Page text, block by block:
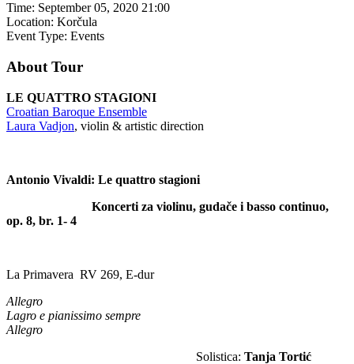
Time: September 05, 2020 21:00
Location: Korčula
Event Type: Events
About Tour
LE QUATTRO STAGIONI
Croatian Baroque Ensemble
Laura Vadjon, violin & artistic direction
Antonio Vivaldi: Le quattro stagioni
Koncerti za violinu, gudače i basso continuo,
op. 8, br. 1- 4
La Primavera RV 269, E-dur
Allegro
Lagro e pianissimo sempre
Allegro
Solistica: Tanja Tortić